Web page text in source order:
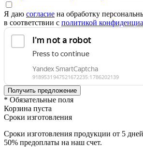
Я даю согласие на обработку
в соответствии с политикой
* Обязательные поля
Корзина пуста
Сроки изготовления
Сроки изготовления продукции от 5
50% предоплаты на наш счет.